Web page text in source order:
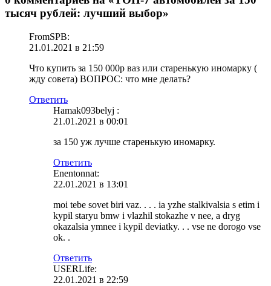
тысяч рублей: лучший выбор»
FromSPB:
21.01.2021 в 21:59
Что купить за 150 000р ваз или старенькую иномарку (
жду совета) ВОПРОС: что мне делать?
Ответить
Hamak093belyj :
21.01.2021 в 00:01
за 150 уж лучше старенькую иномарку.
Ответить
Enentonnat:
22.01.2021 в 13:01
moi tebe sovet biri vaz. . . . ia yzhe stalkivalsia s etim i
kypil staryu bmw i vlazhil stokazhe v nee, a dryg
okazalsia ymnee i kypil deviatky. . . vse ne dorogo vse
ok. .
Ответить
USERLife:
22.01.2021 в 22:59